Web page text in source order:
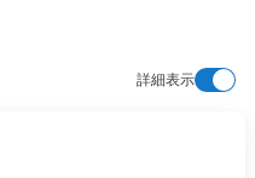
詳細表示